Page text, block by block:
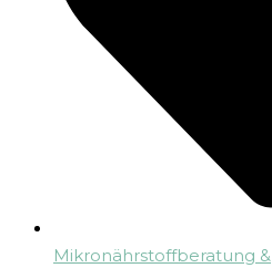
Mikronährstoffberatung &